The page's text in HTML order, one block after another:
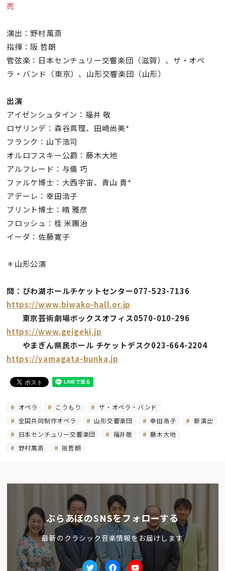
売
演出：野村萬斎
指揮：阪 哲朗
管弦楽：日本センチュリー交響楽団（滋賀）、ザ・オペ
ラ・バンド（東京）、山形交響楽団（山形）
出演
アイゼンシュタイン：福井 敬
ロザリンデ：森谷真理、田崎尚美*
フランク：山下浩司
オルロフスキー公爵：藤木大地
アルフレード：与儀 巧
ファルケ博士：大西宇宙、青山 貴*
アデーレ：幸田浩子
ブリント博士：晴 雅彦
フロッシュ：桂 米團治
イーダ：佐藤寛子
＊山形公演
問：びわ湖ホールチケットセンター077-523-7136
https://www.biwako-hall.or.jp
東京芸術劇場ボックスオフィス0570-010-296
https://www.geigeki.jp
やまぎん県民ホール チケットデスク023-664-2204
https://yamagata-bunka.jp
オペラ こうもり
ザ・オペラ・バンド
全国共同制作オペラ
山形交響楽団 幸田浩子
新演出
日本センチュリー交響楽団
福井敬
藤木大地
野村萬斎
阪哲朗
ぶらあぼのSNSをフォローする
最新のクラシック音楽情報をお届けします